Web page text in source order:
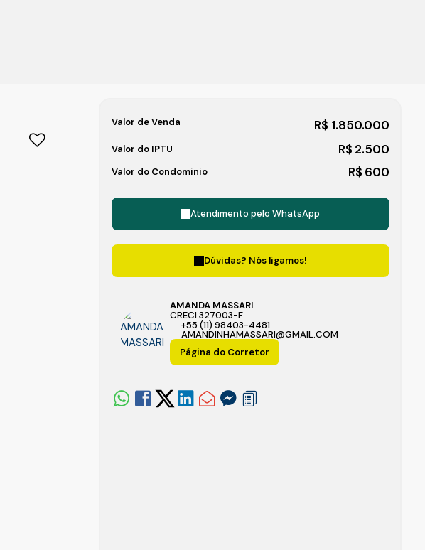
R$ 1.850.000
Valor de Venda
Valor do IPTU R$ 2.500
Valor do Condominio R$ 600
Atendimento pelo WhatsApp
Dúvidas? Nós ligamos!
AMANDA MASSARI
CRECI 327003-F
+55 (11) 98403-4481
AMANDINHAMASSARI@GMAIL.COM
Página do Corretor